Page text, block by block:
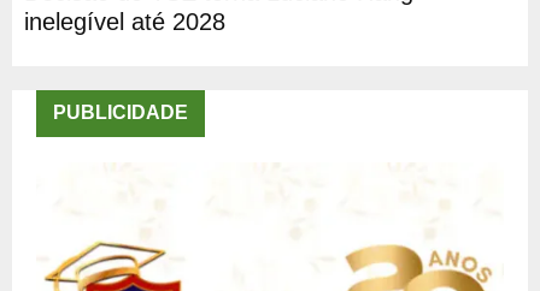
inelegível até 2028
PUBLICIDADE